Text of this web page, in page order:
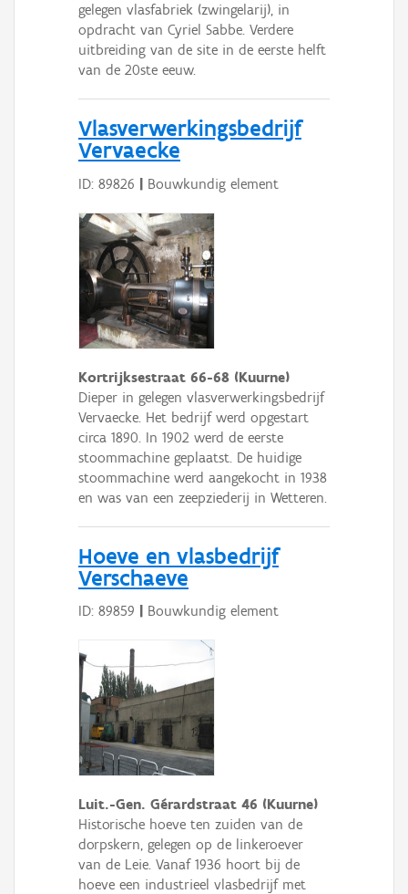
gelegen vlasfabriek (zwingelarij), in
opdracht van Cyriel Sabbe. Verdere
uitbreiding van de site in de eerste helft
van de 20ste eeuw.
Vlasverwerkingsbedrijf
Vervaecke
ID: 89826 | Bouwkundig element
Kortrijksestraat 66-68 (Kuurne)
Dieper in gelegen vlasverwerkingsbedrijf
Vervaecke. Het bedrijf werd opgestart
circa 1890. In 1902 werd de eerste
stoommachine geplaatst. De huidige
stoommachine werd aangekocht in 1938
en was van een zeepziederij in Wetteren.
Hoeve en vlasbedrijf
Verschaeve
ID: 89859 | Bouwkundig element
Luit.-Gen. Gérardstraat 46 (Kuurne)
Historische hoeve ten zuiden van de
dorpskern, gelegen op de linkeroever
van de Leie. Vanaf 1936 hoort bij de
hoeve een industrieel vlasbedrijf met